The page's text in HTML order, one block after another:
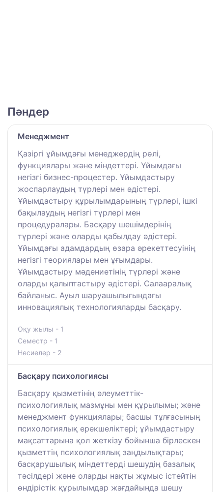
Пәндер
Менеджмент
Қазіргі ұйымдағы менеджердің рөлі,
функциялары және міндеттері. Ұйымдағы
негізгі бизнес-процестер. Ұйымдастыру
жоспарлаудың түрлері мен әдістері.
Ұйымдастыру құрылымдарының түрлері, ішкі
бақылаудың негізгі түрлері мен
процедуралары. Басқару шешімдерінің
түрлері және оларды қабылдау әдістері.
Ұйымдағы адамдардың өзара әрекеттесуінің
негізгі теориялары мен ұғымдары.
Ұйымдастыру мәдениетінің түрлері және
оларды қалыптастыру әдістері. Салааралық
байланыс. Ауыл шаруашылығындағы
инновациялық технологияларды басқару.
Оқу жылы - 1
Семестр - 1
Несиелер - 2
Басқару психологиясы
Басқару қызметінің әлеуметтік-
психологиялық мазмұны мен құрылымы; және
менеджмент функциялары; басшы тұлғасының
психологиялық ерекшеліктері; ұйымдастыру
мақсаттарына қол жеткізу бойынша бірлескен
қызметтің психологиялық заңдылықтары;
басқарушылық міндеттерді шешудің базалық
тәсілдері және оларды нақты жұмыс істейтін
өндірістік құрылымдар жағдайында шешу